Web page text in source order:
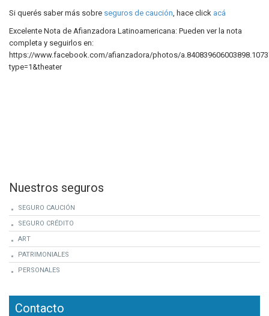
Si querés saber más sobre seguros de caución, hace click acá
Excelente Nota de Afianzadora Latinoamericana: Pueden ver la nota
completa y seguirlos en:
https://www.facebook.com/afianzadora/photos/
type=1&theater
Nuestros seguros
SEGURO CAUCIÓN
SEGURO CRÉDITO
ART
PATRIMONIALES
PERSONALES
Contacto